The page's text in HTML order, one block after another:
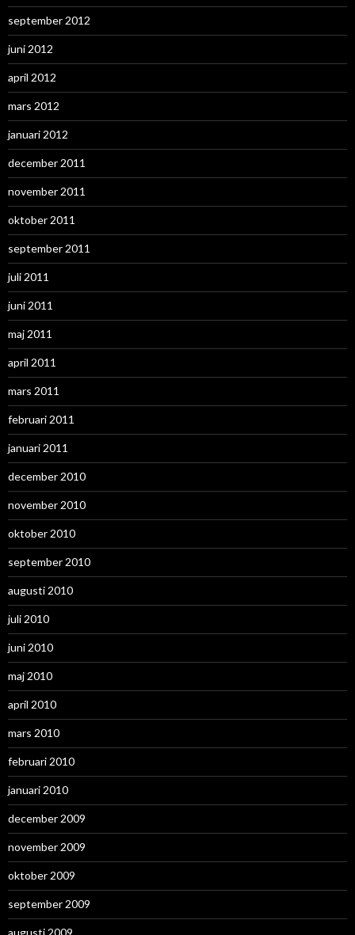
september 2012
juni 2012
april 2012
mars 2012
januari 2012
december 2011
november 2011
oktober 2011
september 2011
juli 2011
juni 2011
maj 2011
april 2011
mars 2011
februari 2011
januari 2011
december 2010
november 2010
oktober 2010
september 2010
augusti 2010
juli 2010
juni 2010
maj 2010
april 2010
mars 2010
februari 2010
januari 2010
december 2009
november 2009
oktober 2009
september 2009